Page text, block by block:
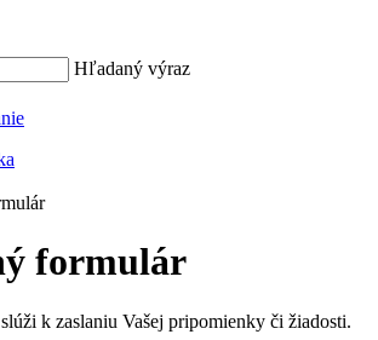
Hľadaný výraz
formulár
k zaslaniu Vašej pripomienky či žiadosti.